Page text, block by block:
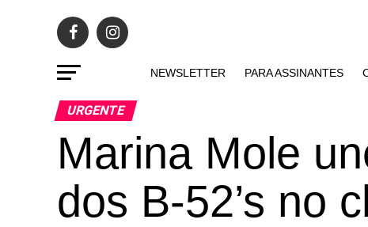
NEWSLETTER PARA ASSINANTES
URGENTE
Marina Mole
dos B-52’s no